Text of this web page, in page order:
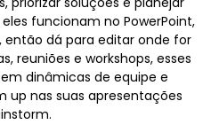
funcionam no PowerPoint,
então dá para editar onde for
reuniões e workshops, esses
dinâmicas de equipe e
up nas suas apresentações